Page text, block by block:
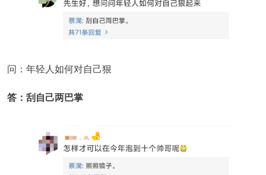
问：年轻人如何对自己狠
答：刮自己两巴掌